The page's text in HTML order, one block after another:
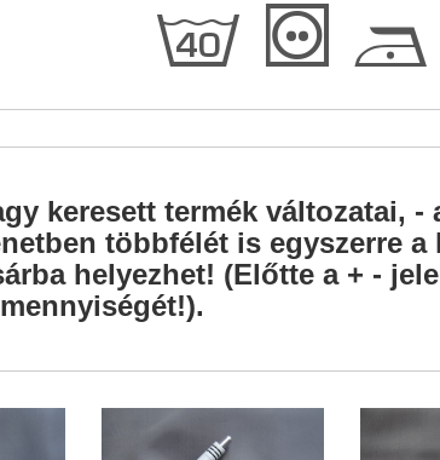
h T D
keresett termék változatai,
többfélét is egyszerre
helyezhet! (Előtte a + -